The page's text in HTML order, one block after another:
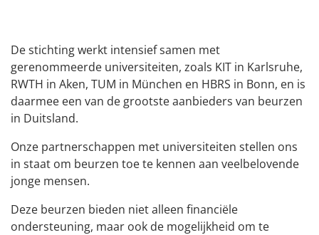
De stichting werkt intensief samen met
gerenommeerde universiteiten, zoals KIT in Karlsruhe,
RWTH in Aken, TUM in München en HBRS in Bonn, en is
daarmee een van de grootste aanbieders van beurzen
in Duitsland.
Onze partnerschappen met universiteiten stellen ons
in staat om beurzen toe te kennen aan veelbelovende
jonge mensen.
Deze beurzen bieden niet alleen financiële
ondersteuning, maar ook de mogelijkheid om te